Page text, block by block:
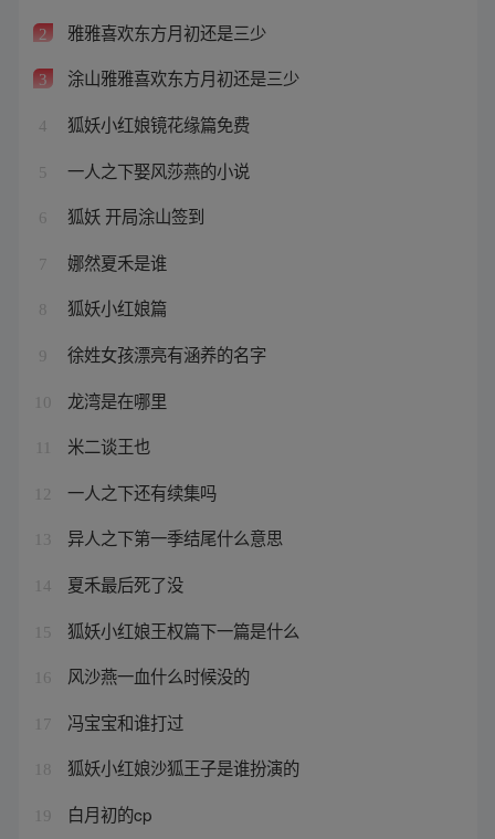
2 雅雅喜欢东方月初还是三少
3 涂山雅雅喜欢东方月初还是三少
4 狐妖小红娘镜花缘篇免费
5 一人之下娶风莎燕的小说
6 狐妖 开局涂山签到
7 娜然夏禾是谁
8 狐妖小红娘篇
9 徐姓女孩漂亮有涵养的名字
10 龙湾是在哪里
米二谈王也
12 一人之下还有续集吗
13 异人之下第一季结尾什么意思
14 夏禾最后死了没
15 狐妖小红娘王权篇下一篇是什么
16 风沙燕一血什么时候没的
17 冯宝宝和谁打过
18 狐妖小红娘沙狐王子是谁扮演的
19 白月初的cp